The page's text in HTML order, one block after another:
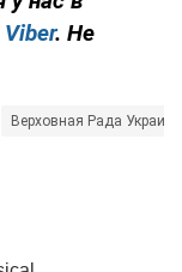
Viber. Не
Верховная Рада